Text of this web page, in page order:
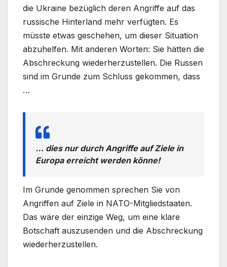
die Ukraine bezüglich deren Angriffe auf das
russische Hinterland mehr verfügten. Es
müsste etwas geschehen, um dieser Situation
abzuhelfen. Mit anderen Worten: Sie hätten die
Abschreckung wiederherzustellen. Die Russen
sind im Grunde zum Schluss gekommen, dass
…
… dies nur durch Angriffe auf Ziele in
Europa erreicht werden könne!
Im Grunde genommen sprechen Sie von
Angriffen auf Ziele in NATO-Mitgliedstaaten.
Das wäre der einzige Weg, um eine klare
Botschaft auszusenden und die Abschreckung
wiederherzustellen.